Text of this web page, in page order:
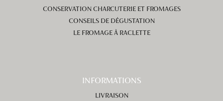
CONSERVATION CHARCUTERIE ET FROMAGES
CONSEILS DE DÉGUSTATION
LE FROMAGE À RACLETTE
INFORMATIONS
LIVRAISON